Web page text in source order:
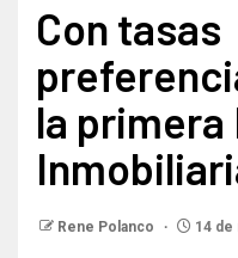
Con tasas
la primera
Rene Polanco 14 de